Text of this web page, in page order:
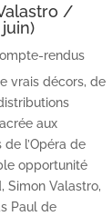
/
rendus
vrais décors, de
aux
l’Opéra de
opportunité
Simon Valastro,
Paul de